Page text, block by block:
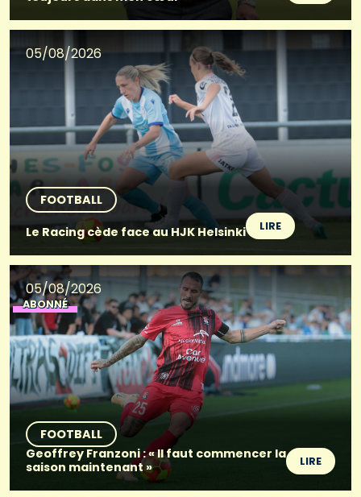
05/08/2026
FOOTBALL
Le Racing cède face au HJK Helsinki
LIRE
05/08/2026
ABONNÉ
FOOTBALL
Geoffrey Franzoni : « Il faut commencer la
saison maintenant »
LIRE